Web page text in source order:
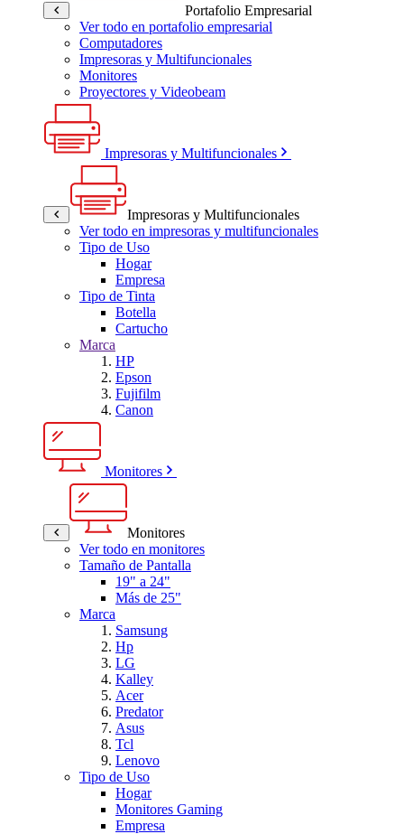
Portafolio Empresarial
Ver todo en portafolio empresarial
Computadores
Impresoras y Multifuncionales
Monitores
Proyectores y Videobeam
Impresoras y Multifuncionales
Impresoras y Multifuncionales
Ver todo en impresoras y multifuncionales
Tipo de Uso
Hogar
Empresa
Tipo de Tinta
Botella
Cartucho
Marca
HP
Epson
Fujifilm
Canon
Monitores
Monitores
Ver todo en monitores
Tamaño de Pantalla
19" a 24"
Más de 25"
Marca
Samsung
Hp
LG
Kalley
Acer
Predator
Asus
Tcl
Lenovo
Tipo de Uso
Hogar
Monitores Gaming
Empresa